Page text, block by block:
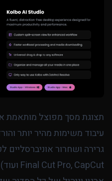
תצוגת מסך מפוצל מותאמת
עיבוד משימות מהיר יותר
Final Cut Pro, CapCut ועוד)